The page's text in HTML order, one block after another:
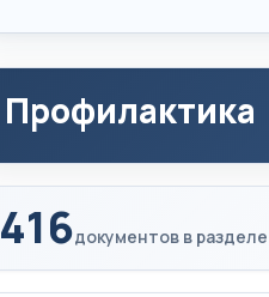
Профилактика
416документов в разделе